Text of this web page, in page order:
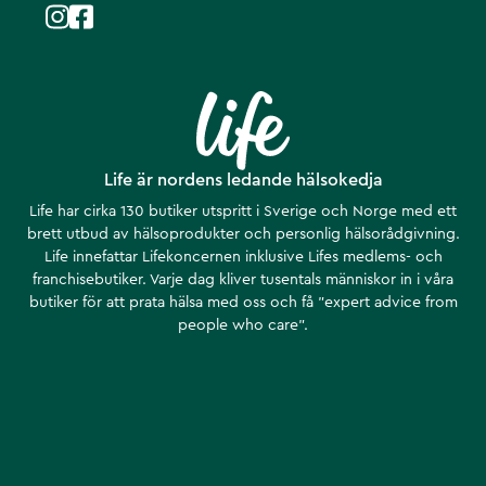
Life är nordens ledande hälsokedja
Life har cirka 130 butiker utspritt i Sverige och Norge med ett
brett utbud av hälsoprodukter och personlig hälsorådgivning.
Life innefattar Lifekoncernen inklusive Lifes medlems- och
franchisebutiker. Varje dag kliver tusentals människor in i våra
butiker för att prata hälsa med oss och få ”expert advice from
people who care”.